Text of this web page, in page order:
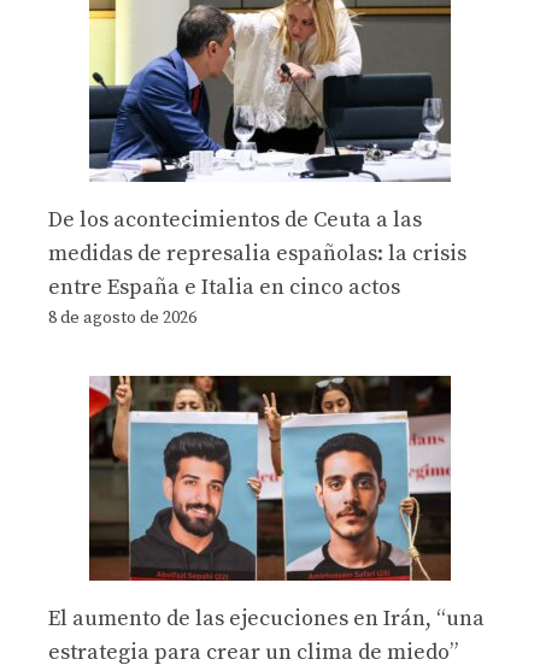
De los acontecimientos de Ceuta a las
medidas de represalia españolas: la crisis
entre España e Italia en cinco actos
8 de agosto de 2026
El aumento de las ejecuciones en Irán, “una
estrategia para crear un clima de miedo”